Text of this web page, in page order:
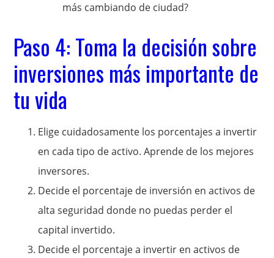
más cambiando de ciudad?
Paso 4: Toma la decisión sobre
inversiones más importante de
tu vida
Elige cuidadosamente los porcentajes a invertir
en cada tipo de activo. Aprende de los mejores
inversores.
Decide el porcentaje de inversión en activos de
alta seguridad donde no puedas perder el
capital invertido.
Decide el porcentaje a invertir en activos de